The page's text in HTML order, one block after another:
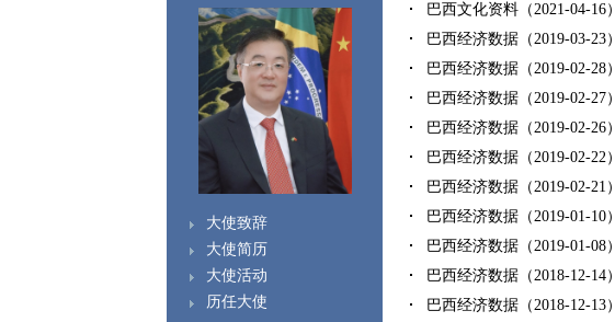
大使致辞
大使简历
大使活动
历任大使
巴西文化资料（2021-04-16）
巴西经济数据（2019-03-23）
巴西经济数据（2019-02-28）
巴西经济数据（2019-02-27）
巴西经济数据（2019-02-26）
巴西经济数据（2019-02-22）
巴西经济数据（2019-02-21）
巴西经济数据（2019-01-10）
巴西经济数据（2019-01-08）
巴西经济数据（2018-12-14）
巴西经济数据（2018-12-13）